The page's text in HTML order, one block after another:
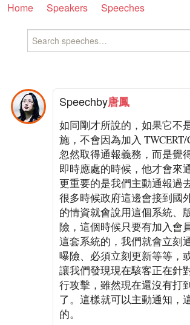
Home Speakers Speeches
Speechby唐鳳
如同剛才所說的，如果它不
施，不會因為加入 TWCERT/
忽然取得通報義務，而是覺
即時應處的時候，他才會來
更重要的是我們主動通報過
很多時候政府這邊會接到國
的情資就會說用這個系統、
險，這個時候只要有加入會
這套系統的，我們就會立刻
曝險、必須立刻更新等等，
讓我們發現現在駭客正在針
行攻擊，雖然現在還沒有打
了。這樣就可以主動通知，
的。